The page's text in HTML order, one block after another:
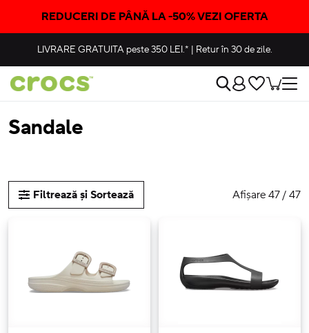
REDUCERI DE PÂNĂ LA -50% VEZI OFERTA
LIVRARE GRATUITApeste 350 LEI.* | Retur în 30 de zile.
Sandale
Filtrează și Sortează Afișare 47 / 47